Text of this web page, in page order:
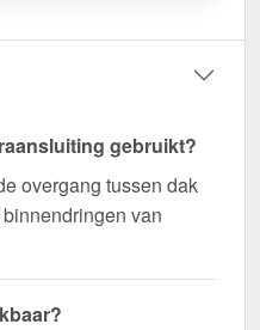
levering!
uitgezonderd
gebruikt?
overgang tussen dak
van